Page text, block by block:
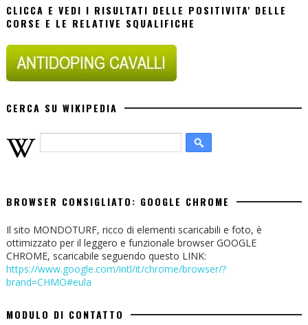
CLICCA E VEDI I RISULTATI DELLE POSITIVITA' DELLE
CORSE E LE RELATIVE SQUALIFICHE
CERCA SU WIKIPEDIA
BROWSER CONSIGLIATO: GOOGLE CHROME
Il sito MONDOTURF, ricco di elementi scaricabili e foto, è
ottimizzato per il leggero e funzionale browser GOOGLE
CHROME, scaricabile seguendo questo LINK:
https://www.google.com/intl/it/chrome/browser/?
brand=CHMO#eula
MODULO DI CONTATTO